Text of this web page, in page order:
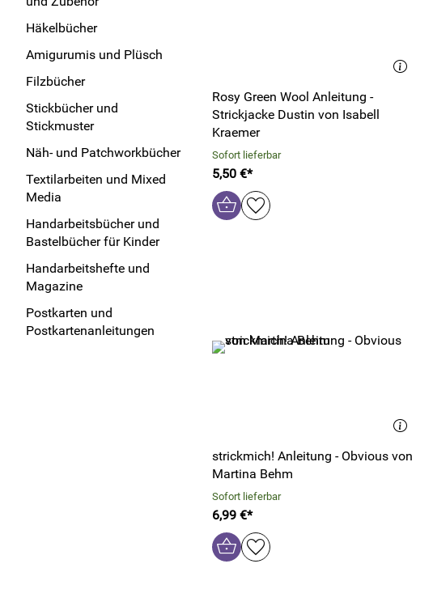
Häkelbücher
Amigurumis und Plüsch
Filzbücher
Stickbücher und
Stickmuster
Näh- und Patchworkbücher
Textilarbeiten und Mixed
Media
Handarbeitsbücher und
Bastelbücher für Kinder
Handarbeitshefte und
Magazine
Postkarten und
Postkartenanleitungen
Rosy Green Wool Anleitung -
Strickjacke Dustin von Isabell
Kraemer
Sofort lieferbar
5,50 €*
strickmich! Anleitung - Obvious von
Martina Behm
Sofort lieferbar
6,99 €*